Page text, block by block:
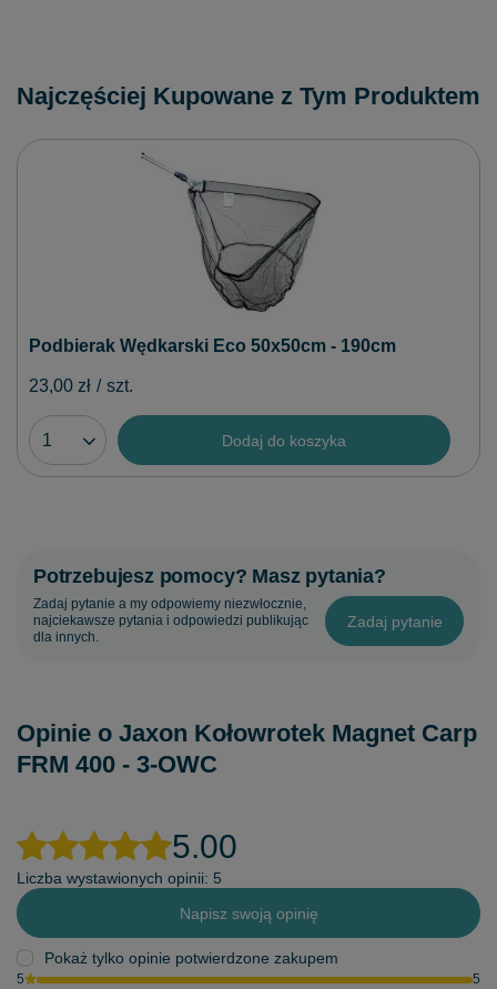
Najczęściej Kupowane z Tym Produktem
Podbierak Wędkarski Eco 50x50cm - 190cm
23,00 zł / szt.
Dodaj do koszyka
Potrzebujesz pomocy? Masz pytania?
Zadaj pytanie a my odpowiemy niezwłocznie,
najciekawsze pytania i odpowiedzi publikując
dla innych.
Zadaj pytanie
Opinie o Jaxon Kołowrotek Magnet Carp
FRM 400 - 3-OWC
5.00
Liczba wystawionych opinii: 5
Napisz swoją opinię
Pokaż tylko opinie potwierdzone zakupem
5
5